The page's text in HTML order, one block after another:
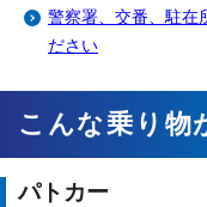
警察署、交番、駐在
ださい
こんな乗り物
パトカー